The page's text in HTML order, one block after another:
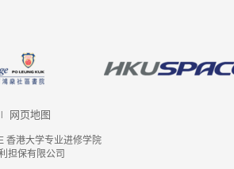
网页地图
香港大学专业进修学院
担保有限公司